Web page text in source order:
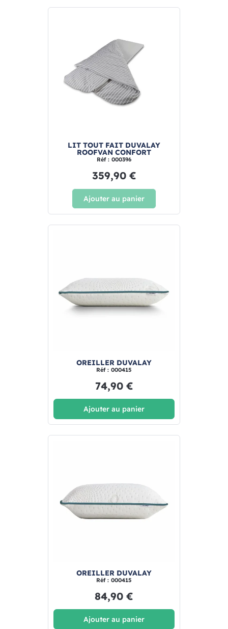
LIT TOUT FAIT DUVALAY
ROOFVAN CONFORT
Réf : 000396
359,90 €
Ajouter au panier
OREILLER DUVALAY
Réf : 000415
74,90 €
Ajouter au panier
OREILLER DUVALAY
Réf : 000415
84,90 €
Ajouter au panier